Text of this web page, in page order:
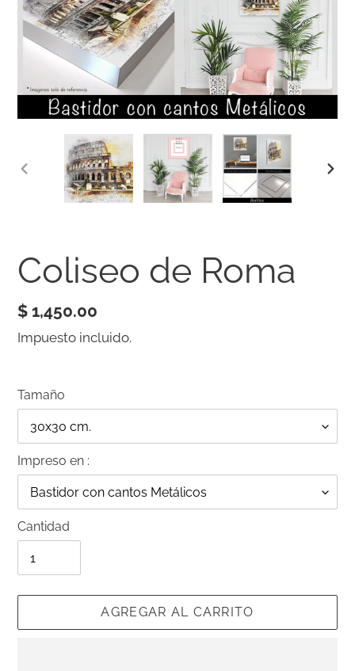
ANTERIOR
DIAPOSITIVA
Coliseo de Roma
Precio
habitual
$ 1,450.00
Impuesto incluido.
Tamaño
Impreso en :
Cantidad
AGREGAR AL CARRITO